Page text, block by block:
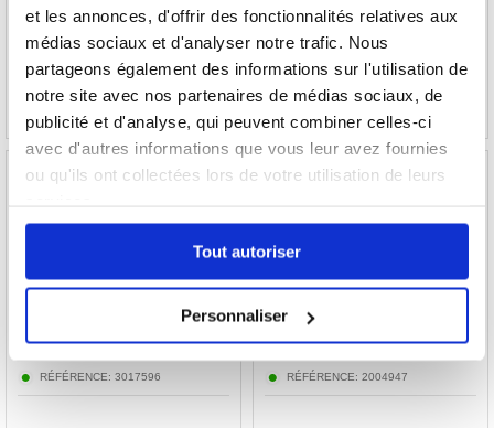
et les annonces, d'offrir des fonctionnalités relatives aux
médias sociaux et d'analyser notre trafic. Nous
partageons également des informations sur l'utilisation de
notre site avec nos partenaires de médias sociaux, de
publicité et d'analyse, qui peuvent combiner celles-ci
avec d'autres informations que vous leur avez fournies
ou qu'ils ont collectées lors de votre utilisation de leurs
Tout autoriser
Personnaliser
14,00
EUR
Ensemble Explorer 3 en 1 Samsung Galaxy
51,10EUR
RÉFÉRENCE: 3017596
Étui 2-en-1 iPhone 16 Pro Tech-Protect -
18,30EUR
RÉFÉRENCE: 2004947